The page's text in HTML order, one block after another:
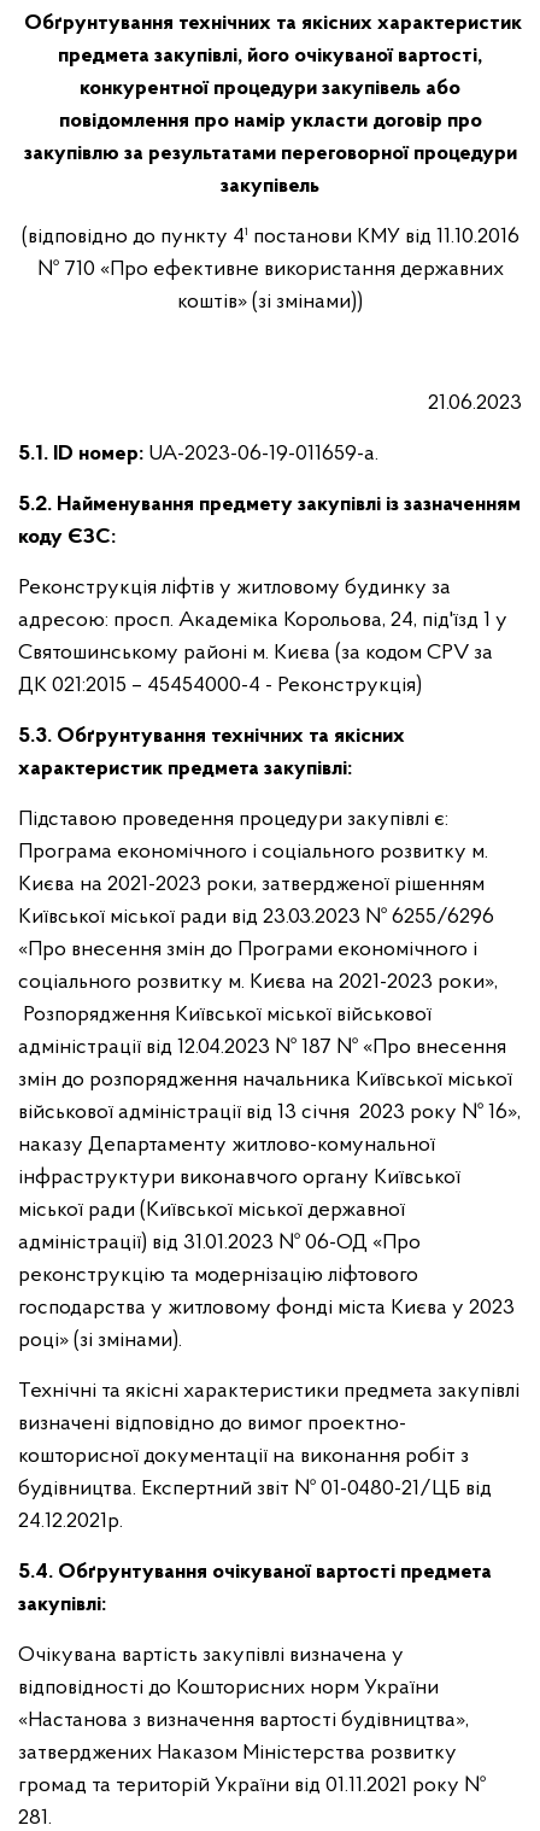
Обґрунтування технічних та якісних характеристик
предмета закупівлі, його очікуваної вартості,
конкурентної процедури закупівель або
повідомлення про намір укласти договір про
закупівлю за результатами переговорної процедури
закупівель
(відповідно до пункту 4¹ постанови КМУ від 11.10.2016
№ 710 «Про ефективне використання державних
коштів» (зі змінами))
21.06.2023
5.1. ID номер: UA-2023-06-19-011659-a.
5.2. Найменування предмету закупівлі із зазначенням
коду ЄЗС:
Реконструкція ліфтів у житловому будинку за
адресою: просп. Академіка Корольова, 24, під'їзд 1 у
Святошинському районі м. Києва (за кодом CPV за
ДК 021:2015 – 45454000-4 - Реконструкція)
5.3. Обґрунтування технічних та якісних
характеристик предмета закупівлі:
Підставою проведення процедури закупівлі є:
Програма економічного і соціального розвитку м.
Києва на 2021-2023 роки, затвердженої рішенням
Київської міської ради від 23.03.2023 № 6255/6296
«Про внесення змін до Програми економічного і
соціального розвитку м. Києва на 2021-2023 роки»,
Розпорядження Київської міської військової
адміністрації від 12.04.2023 № 187 № «Про внесення
змін до розпорядження начальника Київської міської
військової адміністрації від 13 січня 2023 року № 16»,
наказу Департаменту житлово-комунальної
інфраструктури виконавчого органу Київської
міської ради (Київської міської державної
адміністрації) від 31.01.2023 № 06-ОД «Про
реконструкцію та модернізацію ліфтового
господарства у житловому фонді міста Києва у 2023
році» (зі змінами).
Технічні та якісні характеристики предмета закупівлі
визначені відповідно до вимог проектно-
кошторисної документації на виконання робіт з
будівництва. Експертний звіт № 01-0480-21/ЦБ від
24.12.2021р.
5.4. Обґрунтування очікуваної вартості предмета
закупівлі:
Очікувана вартість закупівлі визначена у
відповідності до Кошторисних норм України
«Настанова з визначення вартості будівництва»,
затверджених Наказом Міністерства розвитку
громад та територій України від 01.11.2021 року №
281.